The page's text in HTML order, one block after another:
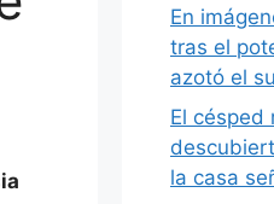
En
tras el
azotó el
El césped
la casa